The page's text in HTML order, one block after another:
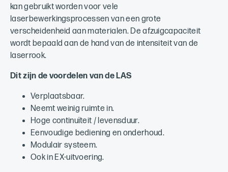
kan gebruikt worden voor vele
laserbewerkingsprocessen van een grote
verscheidenheid aan materialen. De afzuigcapaciteit
wordt bepaald aan de hand van de intensiteit van de
laserrook.
Dit zijn de voordelen van de LAS
Verplaatsbaar.
Neemt weinig ruimte in.
Hoge continuïteit / levensduur.
Eenvoudige bediening en onderhoud.
Modulair systeem.
Ook in EX-uitvoering.